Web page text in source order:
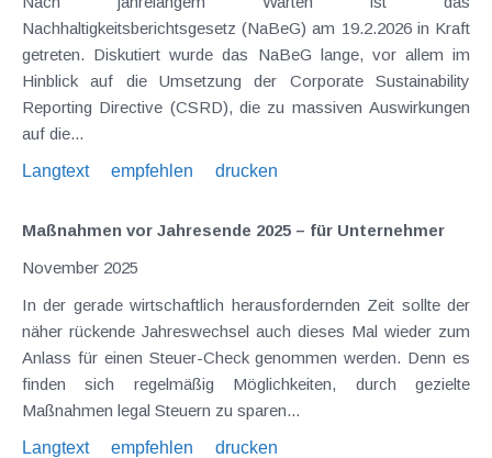
Nachhaltigkeitsberichtsgesetz (NaBeG) am 19.2.2026 in Kraft
getreten. Diskutiert wurde das NaBeG lange, vor allem im
Hinblick auf die Umsetzung der Corporate Sustainability
Reporting Directive (CSRD), die zu massiven Auswirkungen
auf die...
Langtext
empfehlen drucken
Maßnahmen vor Jahresende 2025 – für Unternehmer
November 2025
In der gerade wirtschaftlich herausfordernden Zeit sollte der
näher rückende Jahreswechsel auch dieses Mal wieder zum
Anlass für einen Steuer-Check genommen werden. Denn es
finden sich regelmäßig Möglichkeiten, durch gezielte
Maßnahmen legal Steuern zu sparen...
Langtext
empfehlen drucken